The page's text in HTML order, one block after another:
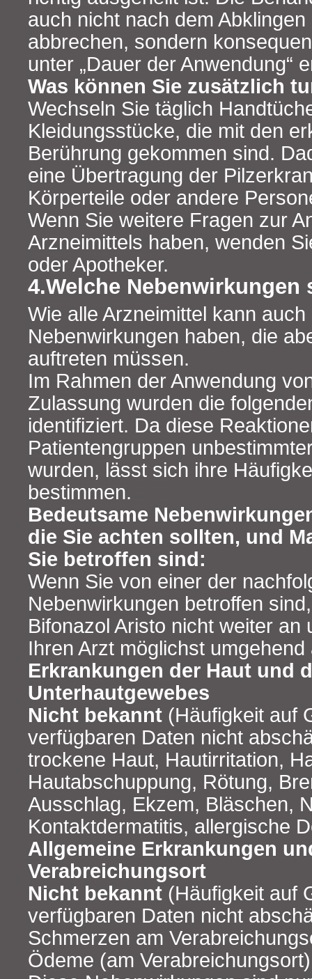
auch nicht nach dem
abbrechen, sondern
unter „Dauer der Anwendung“
Was können Sie zusätzlich
Wechseln Sie täglich
Kleidungsstücke, die mit den
Berührung gekommen sind.
eine Übertragung der
Körperteile oder andere
Wenn Sie weitere Fragen zur
Arzneimittels haben, wenden
oder Apotheker.
4.Welche
Wie alle Arzneimittel kann
Nebenwirkungen haben, die
auftreten müssen.
Im Rahmen der Anwendung
Zulassung wurden die
identifiziert. Da diese
Patientengruppen
wurden, lässt sich ihre
bestimmen.
Bedeutsame
die Sie achten sollten, und
Sie betroffen sind:
Wenn Sie von einer der
Nebenwirkungen betroffen
Bifonazol Aristo nicht weiter an
Ihren Arzt möglichst umgehend
Erkrankungen der Haut und
Unterhautgewebes
Nicht bekannt (Häufigkeit auf
verfügbaren Daten nicht
trockene Haut, Hautirritation,
Hautabschuppung, Rötung,
Ausschlag, Ekzem, Bläschen,
Kontaktdermatitis, allergische
Allgemeine Erkrankungen
Verabreichungsort
Nicht bekannt (Häufigkeit auf
verfügbaren Daten nicht
Schmerzen am
Ödeme (am Verabreichungsort)